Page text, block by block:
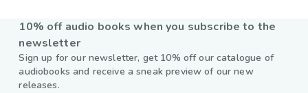
10% off audio books when you subscribe to the
newsletter
Sign up for our newsletter, get 10% off our catalogue of
audiobooks and receive a sneak preview of our new
releases.